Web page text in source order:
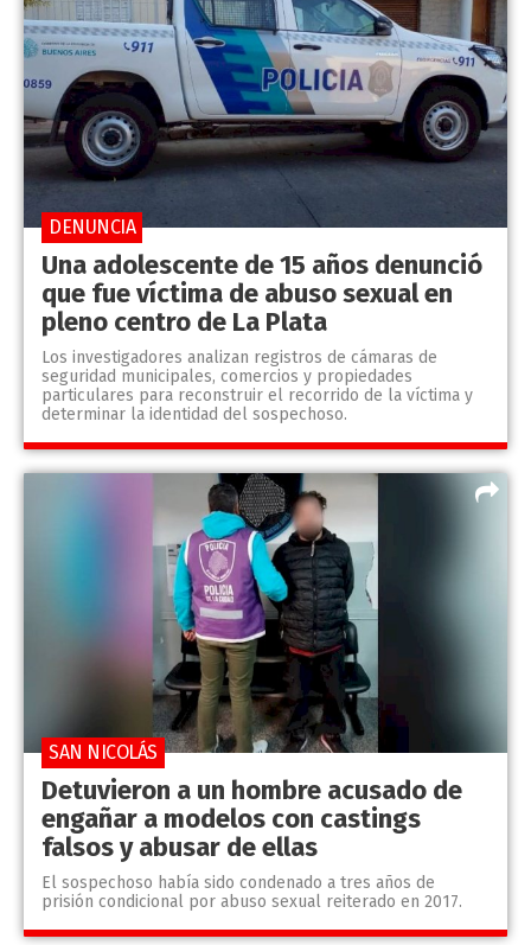
Una adolescente de 15 años denunció
que fue víctima de abuso sexual en
pleno centro de La Plata
Los investigadores analizan registros de cámaras de
seguridad municipales, comercios y propiedades
particulares para reconstruir el recorrido de la víctima y
determinar la identidad del sospechoso.
DENUNCIA
Detuvieron a un hombre acusado de
engañar a modelos con castings
falsos y abusar de ellas
El sospechoso había sido condenado a tres años de
prisión condicional por abuso sexual reiterado en 2017.
SAN NICOLÁS